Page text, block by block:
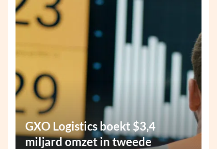
GXO Logistics boekt $3,4
miljard omzet in tweede